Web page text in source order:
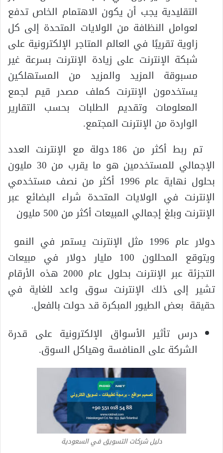
التقليدية يجب أن يكون الاهتمام الخاص تدفع
لعوامل النظافة من الولايات المتحدة إلى كل
زاوية تقريبًا في العالم المتاجر الإلكترونية على
شبكة الإنترنت على زيادة الإنترنت بسرعة غير
مسبوقة المزيد والمزيد من المستهلكين
يستخدمون الإنترنت كملف مصدر قيم لجمع
المعلومات وتقديم الطلبات بحسب التقارير
الواردة من الإنترنت المجتمع.
تم ربط أكثر من 186 دولة مع الإنترنت العدد
الإجمالي للمستخدمين هو ما يقرب من 30 مليون
بحلول نهاية عام 1996 أكثر من نصف مستخدمي
الإنترنت في الولايات المتحدة شراء البضائع عبر
الإنترنت وبلغ إجمالي المبيعات أكثر من 500 مليون
دولار عام 1996 مثل الإنترنت يستمر في النمو
ويتوقع المحللون 100 مليار دولار في مبيعات
التجزئة عبر الإنترنت بحلول عام 2000 هذه الأرقام
تشير إلى ذلك الإنترنت سوق واعد للغاية في
حقيقة بعض الطيور المبكرة قد حولت بالفعل.
درس تأثير الأسواق الإلكترونية على قدرة
الشركة على المنافسة وهياكل السوق.
دليل شركات التسويق في السعودية